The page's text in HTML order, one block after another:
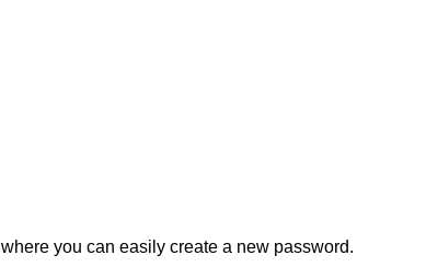
you can easily create a new password.